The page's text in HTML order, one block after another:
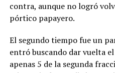
contra, aunque no logró
pórtico papayero.
El segundo tiempo fue un
entró buscando dar vuelta
apenas 5 de la segunda